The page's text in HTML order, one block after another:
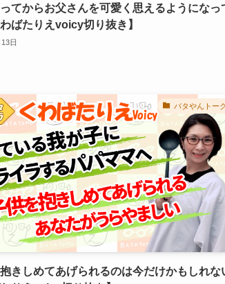
てからお父さんを可愛く思えるようになっ
ばたりえvoicy切り抜き】
日
バタやんトー
きしめてあげられるのは今だけかもしれな